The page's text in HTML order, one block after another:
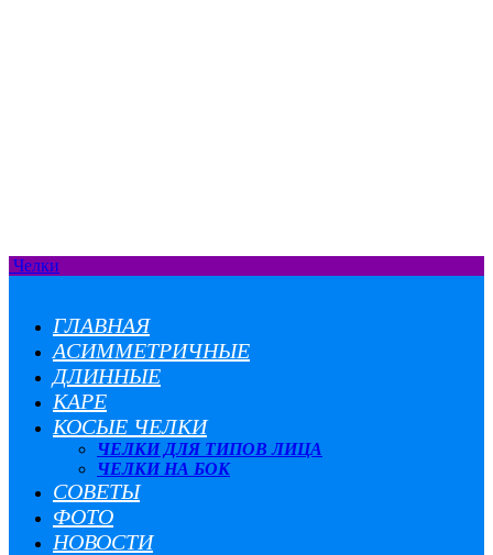
Челки
ГЛАВНАЯ
АСИММЕТРИЧНЫЕ
ДЛИННЫЕ
КАРЕ
КОСЫЕ ЧЕЛКИ
ЧЕЛКИ ДЛЯ ТИПОВ ЛИЦА
ЧЕЛКИ НА БОК
СОВЕТЫ
ФОТО
НОВОСТИ